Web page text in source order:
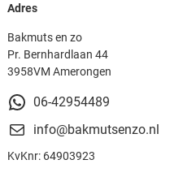
Adres
Bakmuts en zo
Pr. Bernhardlaan 44
3958VM Amerongen
06-42954489
info@bakmutsenzo.nl
KvKnr: 64903923